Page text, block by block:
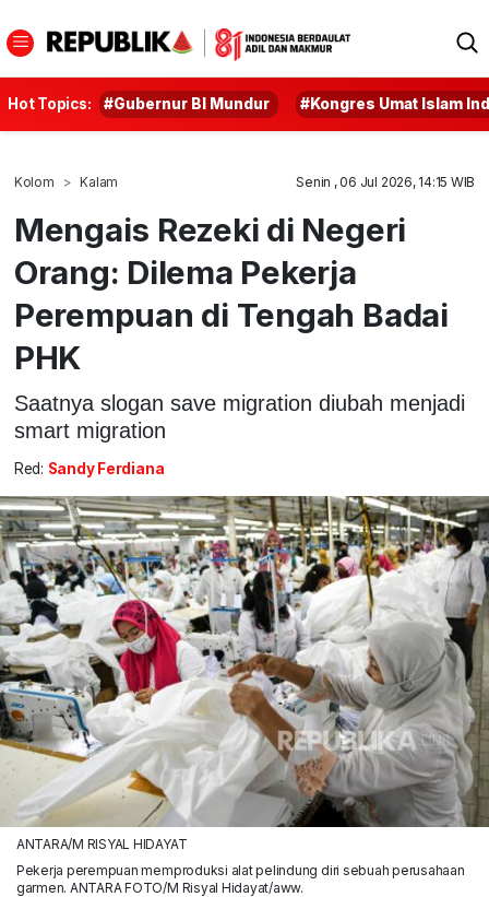
Hot Topics: #Gubernur BI Mundur #Kongres Umat Islam
Kolom Kalam Senin , 06 Jul 2026, 14:15 WIB
Mengais Rezeki di Negeri
Orang: Dilema Pekerja
Perempuan di Tengah Badai
PHK
Saatnya slogan save migration diubah menjadi
smart migration
Red: Sandy Ferdiana
ANTARA/M RISYAL HIDAYAT
Pekerja perempuan memproduksi alat pelindung diri sebuah perusahaan
garmen. ANTARA FOTO/M Risyal Hidayat/aww.